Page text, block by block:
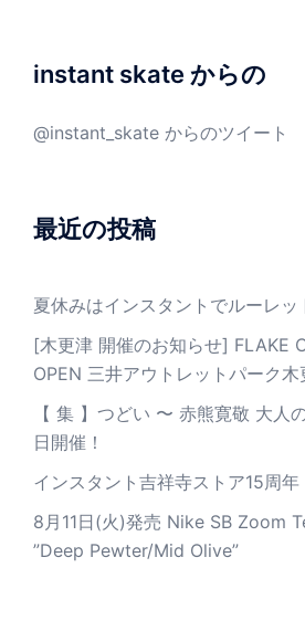
instant skate からの
@instant_skate からのツイート
最近の投稿
夏休みはインスタントでルーレッ
[木更津 開催のお知らせ] FLAKE
OPEN 三井アウトレットパーク木
【 集 】つどい 〜 赤熊寛敬 大人
日開催！
インスタント吉祥寺ストア15周年
8月11日(火)発売 Nike SB Zoom
”Deep Pewter/Mid Olive”